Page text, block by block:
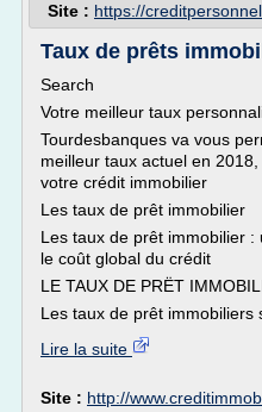
Site : https://
Taux de prêts
Search
Votre meilleur taux
Tourdesbanques va vous
meilleur taux actuel en
votre crédit immobilier
Les taux de prêt immobilier
Les taux de prêt immobilier
le coût global du crédit
LE TAUX DE PRËT
Les taux de prêt immobiliers
Lire la suite
Site : http://